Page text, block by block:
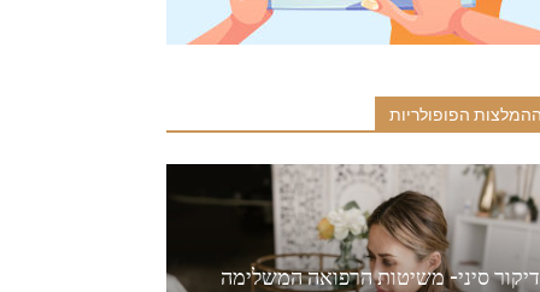
הפופולריות
דיקור סיני- משיטות הרפואה המשלימה